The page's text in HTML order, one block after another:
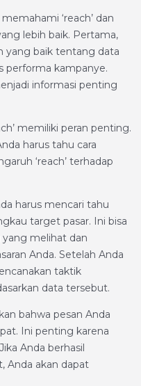
‘reach’ dan
lebih baik. Pertama,
yang baik tentang data
performa kampanye.
informasi penting
memiliki peran penting.
harus tahu cara
‘reach’ terhadap
harus mencari tahu
target pasar. Ini bisa
yang melihat dan
Anda. Setelah Anda
taktik
data tersebut.
bahwa pesan Anda
Ini penting karena
Anda berhasil
Anda akan dapat